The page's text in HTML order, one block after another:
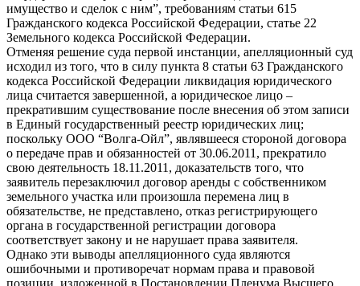
имущество и сделок с ним”, требованиям статьи 615
Гражданского кодекса Российской Федерации, статье 22
Земельного кодекса Российской Федерации.
Отменяя решение суда первой инстанции, апелляционный суд
исходил из того, что в силу пункта 8 статьи 63 Гражданского
кодекса Российской Федерации ликвидация юридического
лица считается завершенной, а юридическое лицо –
прекратившим существование после внесения об этом записи
в Единый государственный реестр юридических лиц;
поскольку ООО “Волга-Ойл”, являвшееся стороной договора
о передаче прав и обязанностей от 30.06.2011, прекратило
свою деятельность 18.11.2011, доказательств того, что
заявитель перезаключил договор аренды с собственником
земельного участка или произошла перемена лиц в
обязательстве, не представлено, отказ регистрирующего
органа в государственной регистрации договора
соответствует закону и не нарушает права заявителя.
Однако эти выводы апелляционного суда являются
ошибочными и противоречат нормам права и правовой
позиции, изложенной в Постановлении Пленума Высшего